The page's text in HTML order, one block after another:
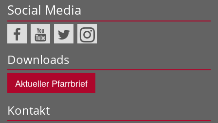
Social Media
Downloads
Aktueller Pfarrbrief
Kontakt